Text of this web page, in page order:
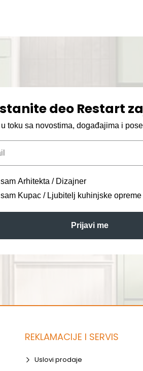
deo Restart
toku sa novostima, događajima i
Arhitekta / Dizajner
Kupac / Ljubitelj kuhinjske opreme
Prijavi me
REKLAMACIJE I SERVIS
Uslovi prodaje